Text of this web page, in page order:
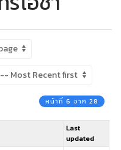
หน้าที่ 6 จาก 28
Last
updated